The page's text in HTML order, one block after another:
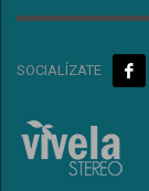
SOCIALÍZATE